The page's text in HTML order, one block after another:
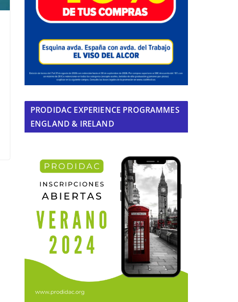
PRODIDAC EXPERIENCE PROGRAMMES
ENGLAND & IRELAND